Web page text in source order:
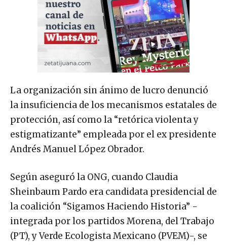
La organización sin ánimo de lucro denunció
la insuficiencia de los mecanismos estatales de
protección, así como la “retórica violenta y
estigmatizante” empleada por el ex presidente
Andrés Manuel López Obrador.
Según aseguró la ONG, cuando Claudia
Sheinbaum Pardo era candidata presidencial de
la coalición “Sigamos Haciendo Historia” -
integrada por los partidos Morena, del Trabajo
(PT), y Verde Ecologista Mexicano (PVEM)-, se